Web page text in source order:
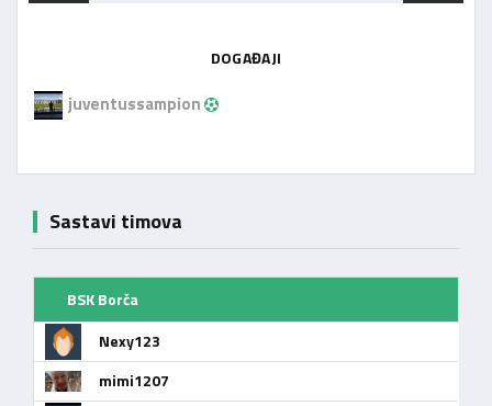
DOGAĐAJI
juventussampion
Sastavi timova
BSK Borča
Nexy123
mimi1207